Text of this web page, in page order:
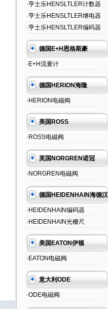
·亨士乐HENSLTLER计数器
·亨士乐HENSLTLER继电器
·亨士乐HENSLTLER编码器
德国E+H恩格斯豪
·E+H流量计
德国HERION海隆
·HERION电磁阀
美国ROSS
·ROSS电磁阀
英国NORGREN诺冠
·NORGREN电磁阀
德国HEIDENHAIN海德汉
·HEIDENHAIN编码器
·HEIDENHAIN光栅尺
美国EATON伊顿
·EATON电磁阀
意大利ODE
·ODE电磁阀